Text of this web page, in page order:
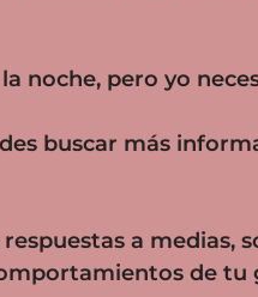
noche, pero yo
buscar más
a medias,
de tu